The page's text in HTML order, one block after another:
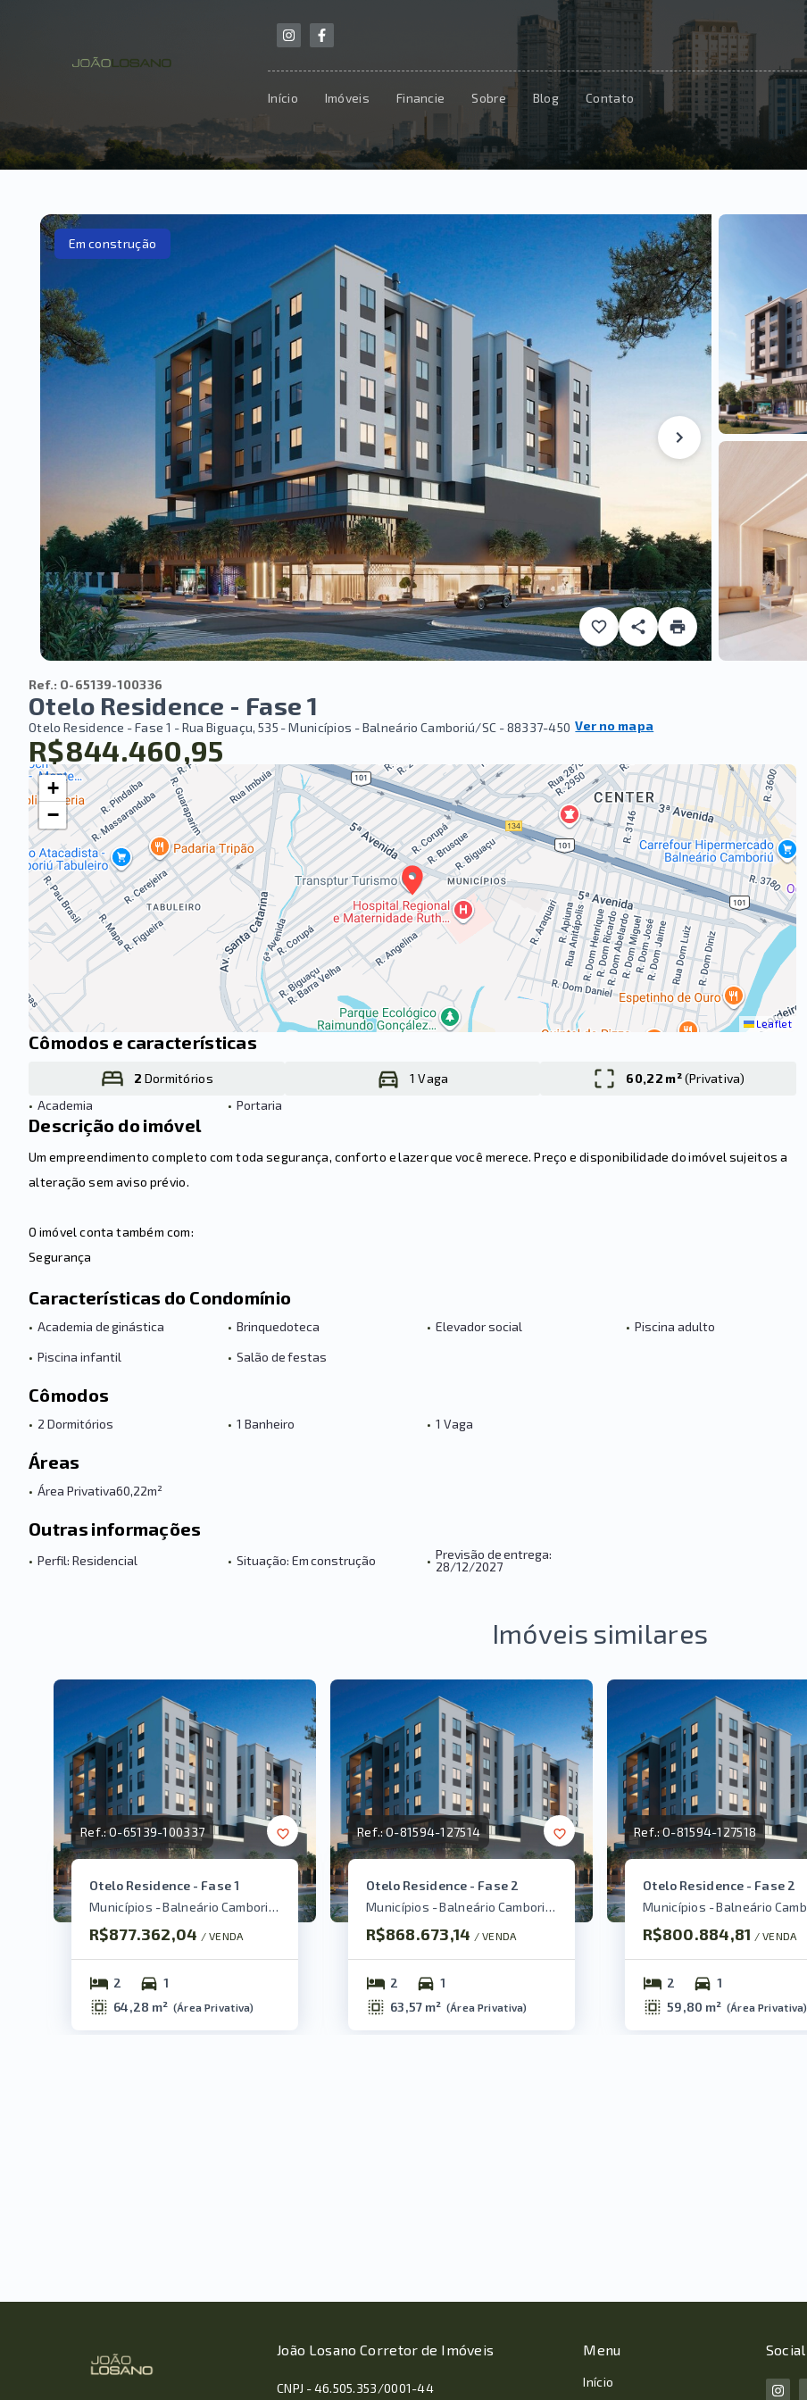
Início Imóveis Financie Sobre Blog Contato
Em construção
Ref.: O-65139-100336
Otelo Residence - Fase 1
Otelo Residence - Fase 1 -Rua Biguaçu, 535 - Municípios - Balneário Camboriú/SC - 88337-450 Ver no mapa
R$844.460,95
+
−
Leaflet
Cômodos e características
2 Dormitórios 1 Vaga 60,22 m²(Privativa)
• Academia • Portaria
Descrição do imóvel
Um empreendimento completo com toda segurança, conforto e lazer que você merece. Preço e disponibilidade do imóvel sujeitos a
alteração sem aviso prévio.
O imóvel conta também com:
Segurança
Características do Condomínio
• Academia de ginástica • Brinquedoteca • Elevador social • Piscina adulto
• Piscina infantil • Salão de festas
Cômodos
• 2 Dormitórios • 1 Banheiro • 1 Vaga
Áreas
• Área Privativa60,22m²
Outras informações
• Perfil: Residencial • Situação: Em construção • Previsão de entrega:
28/12/2027
Imóveis similares
Ref.:O-65139-100337
Otelo Residence - Fase 1
Municípios - Balneário Camboriú/SC
R$877.362,04 / VENDA
2
1
64,28 m² (Área Privativa)
Ref.:O-81594-127514
Otelo Residence - Fase 2
Municípios - Balneário Camboriú/SC
R$868.673,14 / VENDA
2
1
63,57 m² (Área Privativa)
Ref.:O-81594-127518
Otelo Residence - Fase 2
R$800.884,81 / VENDA
2
1
59,80 m² (Área Privativa)
João Losano Corretor de Imóveis
CNPJ - 46.505.353/0001-44
Menu
Início
Social